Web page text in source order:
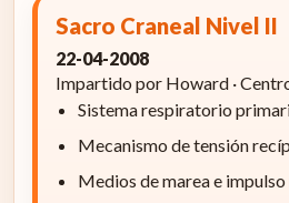
Sacro Craneal Nivel II
22-04-2008
Impartido por Howard ·
Sistema respiratorio
Mecanismo de tensión
Medios de marea e